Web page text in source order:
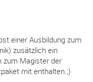
einer Ausbildung zum
zusätzlich ein
zum Magister der
mit enthalten.;)